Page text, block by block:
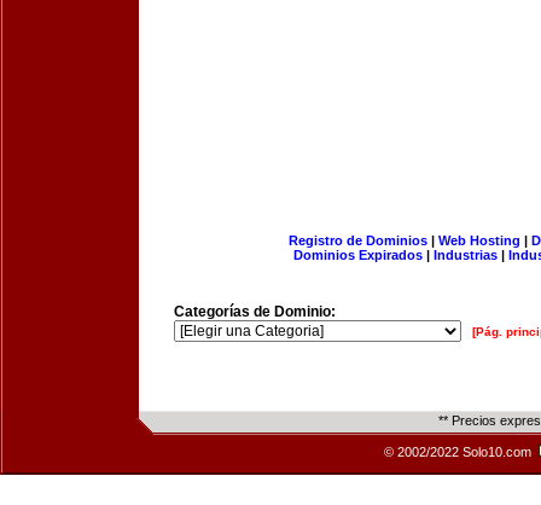
Registro de Dominios| Web Hosting |
Dominios Expirados | Industrias |
Categorías de Dominio:
[Pág.
** Precios
© 2002/2022 Solo10.com